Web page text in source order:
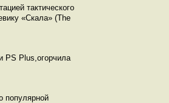
тактического
«Скала» (The
PS Plus,огорчила
популярной